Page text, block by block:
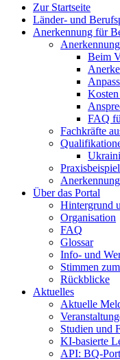
Zur Startseite
Länder- und
Anerkennung für
Beim
FAQ
Fachkräfte
Über das Portal
Hintergrund
Organisation
FAQ
Glossar
Info- und
Stimmen
Rückblicke
Aktuelles
Aktuelle
Studien und
KI-basierte
API: BQ-